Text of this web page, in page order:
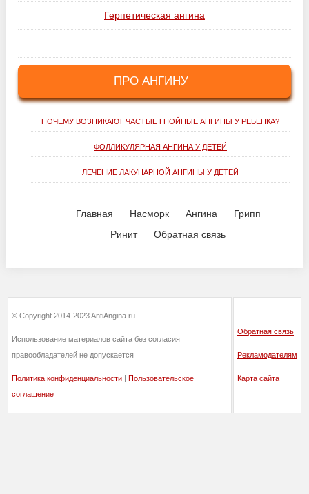
Герпетическая ангина
ПРО АНГИНУ
ПОЧЕМУ ВОЗНИКАЮТ ЧАСТЫЕ ГНОЙНЫЕ АНГИНЫ У РЕБЕНКА?
ФОЛЛИКУЛЯРНАЯ АНГИНА У ДЕТЕЙ
ЛЕЧЕНИЕ ЛАКУНАРНОЙ АНГИНЫ У ДЕТЕЙ
Главная Насморк Ангина
Грипп
Ринит
Обратная связь
© Copyright 2014-2023 AntiAngina.ru
Использование материалов сайта без согласия
правообладателей не допускается
Политика конфиденциальности | Пользовательское
соглашение
Обратная связь
Рекламодателям
Карта сайта